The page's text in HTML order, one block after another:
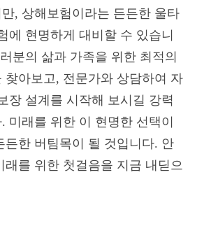
, 상해보험이라는 든든한 울타
에 현명하게 대비할 수 있습니
분의 삶과 가족을 위한 최적의
찾아보고, 전문가와 상담하여 자
장 설계를 시작해 보시길 강력
미래를 위한 이 현명한 선택이
든한 버팀목이 될 것입니다. 안
래를 위한 첫걸음을 지금 내딛으